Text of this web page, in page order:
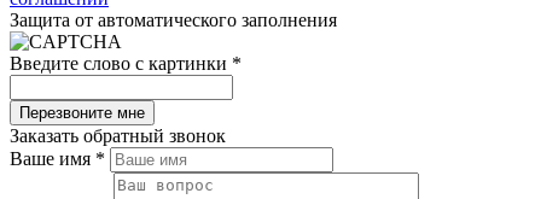
Защита от автоматического заполнения
Введите слово с картинки *
Заказать обратный звонок
Ваше имя *